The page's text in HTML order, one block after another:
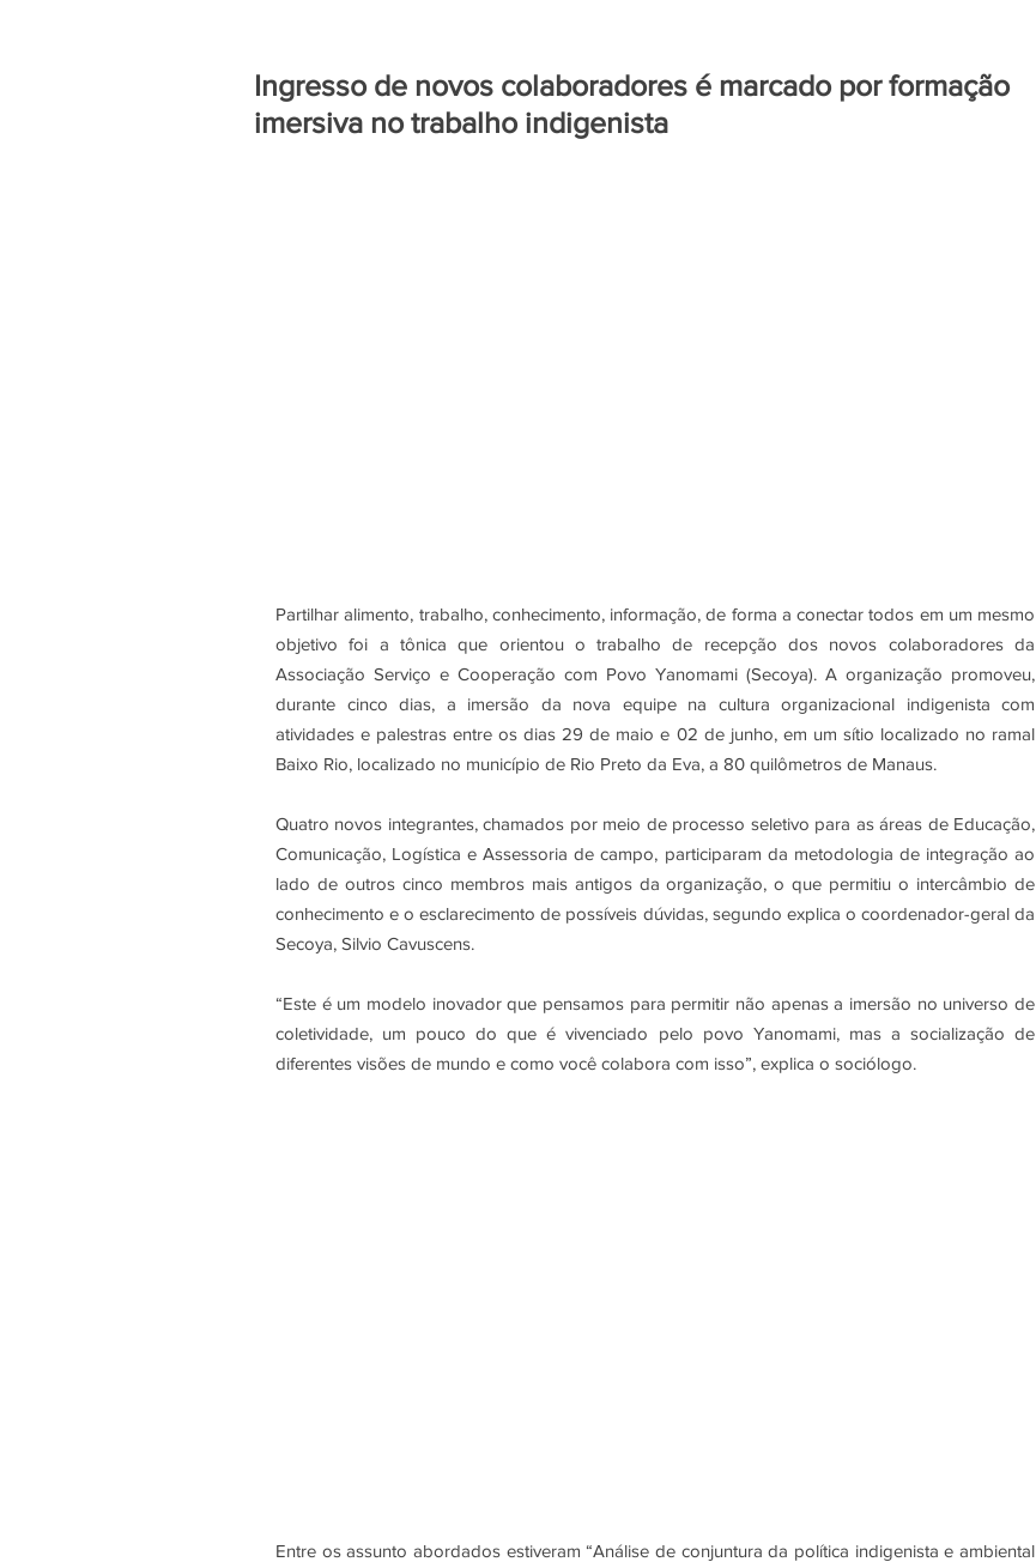
Ingresso de novos colaboradores é marcado por formação
imersiva no trabalho indigenista
Partilhar alimento, trabalho, conhecimento, informação, de forma a conectar todos em um mesmo
objetivo foi a tônica que orientou o trabalho de recepção dos novos colaboradores da
Associação Serviço e Cooperação com Povo Yanomami (Secoya). A organização promoveu,
durante cinco dias, a imersão da nova equipe na cultura organizacional indigenista com
atividades e palestras entre os dias 29 de maio e 02 de junho, em um sítio localizado no ramal
Baixo Rio, localizado no município de Rio Preto da Eva, a 80 quilômetros de Manaus.
Quatro novos integrantes, chamados por meio de processo seletivo para as áreas de Educação,
Comunicação, Logística e Assessoria de campo, participaram da metodologia de integração ao
lado de outros cinco membros mais antigos da organização, o que permitiu o intercâmbio de
conhecimento e o esclarecimento de possíveis dúvidas, segundo explica o coordenador-geral da
Secoya, Silvio Cavuscens.
“Este é um modelo inovador que pensamos para permitir não apenas a imersão no universo de
coletividade, um pouco do que é vivenciado pelo povo Yanomami, mas a socialização de
diferentes visões de mundo e como você colabora com isso”, explica o sociólogo.
Entre os assunto abordados estiveram “Análise de conjuntura da política indigenista e ambiental